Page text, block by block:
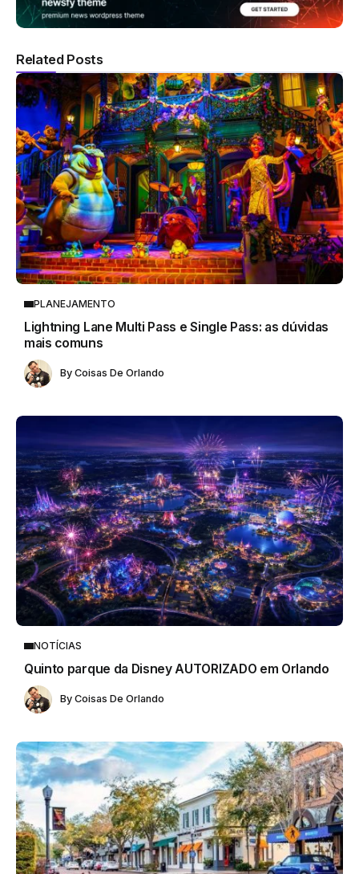
Related Posts
PLANEJAMENTO
Lightning Lane Multi Pass e Single Pass: as dúvidas
mais comuns
By Coisas De Orlando
NOTÍCIAS
Quinto parque da Disney AUTORIZADO em Orlando
By Coisas De Orlando